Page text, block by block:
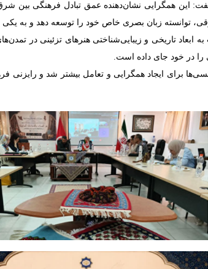
این همگرایی نشان‌دهنده عمق تبادل فرهنگی
توانسته زبان بصری خاص خود را توسعه دهد و به
تاریخی و زیبایی‌شناختی هنرهای تزئینی در
را در خود جای داده است.
برای ایجاد همگرایی و تعامل بیشتر شد و رایزنی